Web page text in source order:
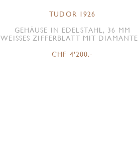
TUDOR 1926
GEHÄUSE IN EDELSTAHL, 36 MM
WEISSES ZIFFERBLATT MIT DIAMANTEN
CHF 4'200.-